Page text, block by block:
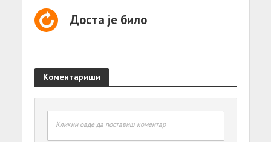
Доста је било
Коментариши
Кликни овде да поставиш коментар